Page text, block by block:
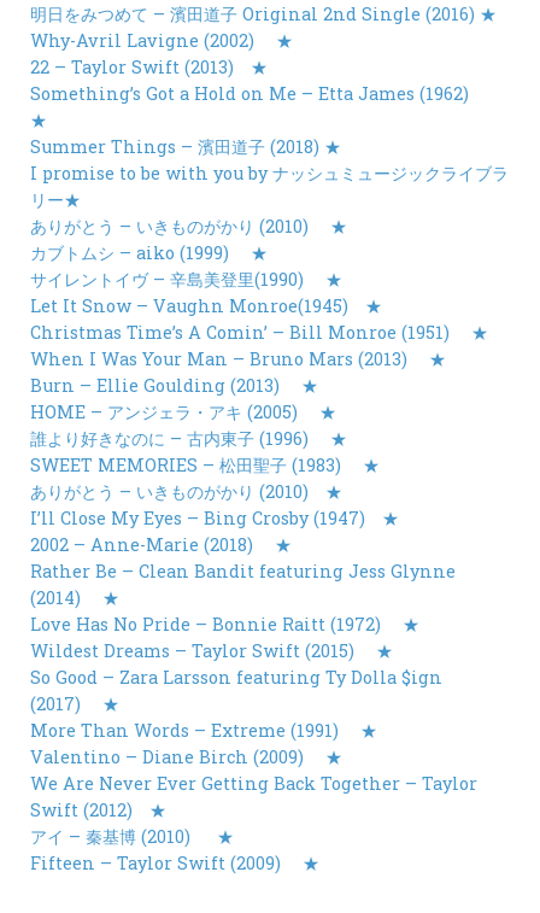
明日をみつめて – 濱田道子 Original 2nd Single (2016) ★
Why-Avril Lavigne (2002)
★
22 – Taylor Swift (2013)
★
Something’s Got a Hold on Me – Etta James (1962)
★
Summer Things – 濱田道子 (2018) ★
I promise to be with you by ナッシュミュージックライブラ
リー★
ありがとう – いきものがかり (2010)
★
カブトムシ – aiko (1999)
★
サイレントイヴ – 辛島美登里(1990)
★
Let It Snow – Vaughn Monroe(1945)
★
Christmas Time’s A Comin’ – Bill Monroe (1951)
★
When I Was Your Man – Bruno Mars (2013)
★
Burn – Ellie Goulding (2013)
★
HOME – アンジェラ・アキ (2005)
★
誰より好きなのに – 古内東子 (1996)
★
SWEET MEMORIES – 松田聖子 (1983)
★
ありがとう – いきものがかり (2010)
★
I’ll Close My Eyes – Bing Crosby (1947)
★
2002 – Anne-Marie (2018)
★
Rather Be – Clean Bandit featuring Jess Glynne
(2014)
★
Love Has No Pride – Bonnie Raitt (1972)
★
Wildest Dreams – Taylor Swift (2015)
★
So Good – Zara Larsson featuring Ty Dolla $ign
(2017)
★
More Than Words – Extreme (1991)
★
Valentino – Diane Birch (2009)
★
We Are Never Ever Getting Back Together – Taylor
Swift (2012)
★
アイ – 秦基博 (2010)
★
Fifteen – Taylor Swift (2009)
★